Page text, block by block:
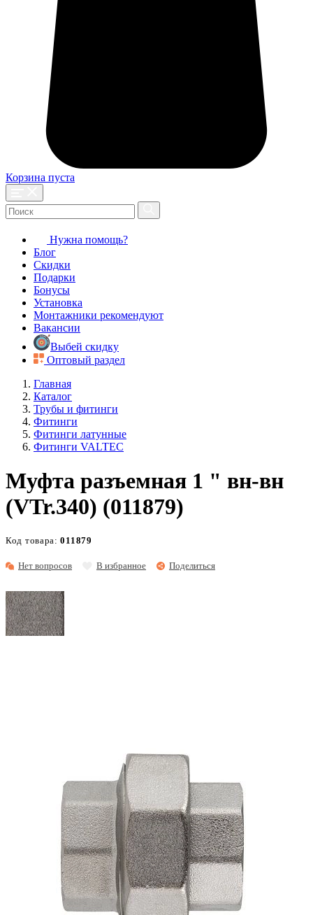
Корзина пуста
Нужна помощь?
Блог
Скидки
Подарки
Бонусы
Установка
Монтажники рекомендуют
Вакансии
Выбей скидку
Оптовый раздел
Главная
Каталог
Трубы и фитинги
Фитинги
Фитинги латунные
Фитинги VALTEC
Муфта разъемная 1 " вн-вн
(VTr.340) (011879)
Нет вопросов В избранное Поделиться
Код товара:011879